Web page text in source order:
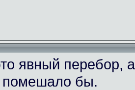
явный перебор,
бы.